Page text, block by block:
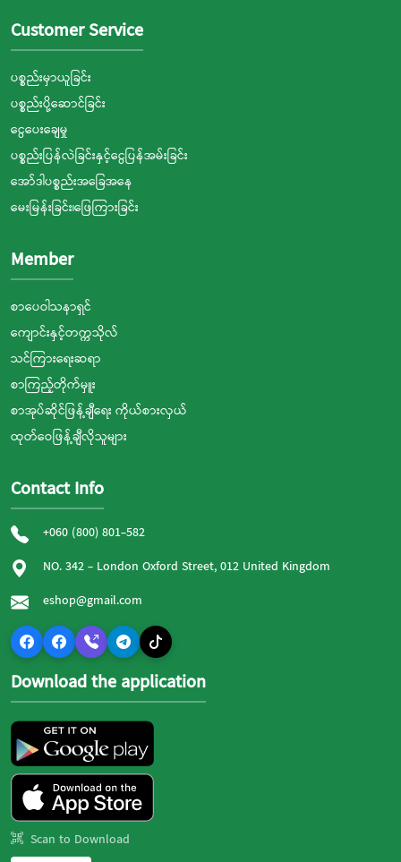
Customer Service
ပစ္စည်းမှာယူခြင်း
ပစ္စည်းပို့ဆောင်ခြင်း
ငွေပေးချေမှု
ပစ္စည်းပြန်လဲခြင်းနှင့်ငွေပြန်အမ်းခြင်း
အော်ဒါပစ္စည်းအခြေအနေ
မေးမြန်းခြင်း၊ဖြေကြားခြင်း
Member
စာပေဝါသနာရှင်
ကျောင်းနှင့်တက္ကသိုလ်
သင်ကြားရေးဆရာ
စာကြည့်တိုက်မှူး
စာအုပ်ဆိုင်ဖြန့်ချီရေး ကိုယ်စားလှယ်
ထုတ်ဝေဖြန့်ချီလိုသူများ
Contact Info
+060 (800) 801-582
NO. 342 - London Oxford Street, 012 United Kingdom
eshop@gmail.com
Download the application
Scan to Download